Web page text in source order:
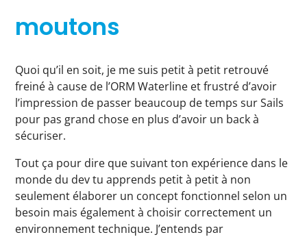
moutons
Quoi qu’il en soit, je me suis petit à petit retrouvé
freiné à cause de l’ORM Waterline et frustré d’avoir
l’impression de passer beaucoup de temps sur Sails
pour pas grand chose en plus d’avoir un back à
sécuriser.
Tout ça pour dire que suivant ton expérience dans le
monde du dev tu apprends petit à petit à non
seulement élaborer un concept fonctionnel selon un
besoin mais également à choisir correctement un
environnement technique. J’entends par